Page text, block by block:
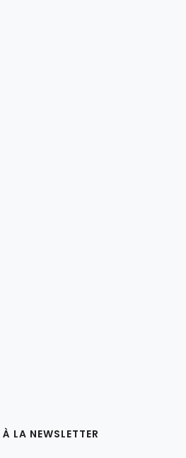
LA NEWSLETTER